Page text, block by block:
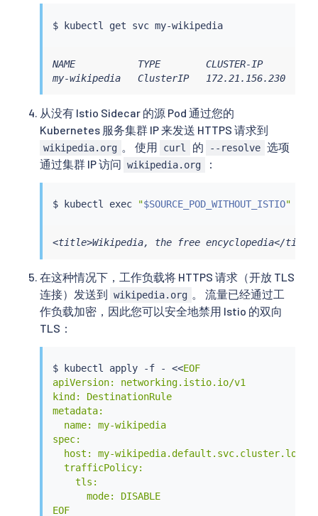
$ kubectl get svc my-wikipedia
NAME           TYPE        CLUSTER-IP
my-wikipedia   ClusterIP   172.21.156.230
从没有 Istio Sidecar 的源 Pod 通过您的
Kubernetes 服务集群 IP 来发送 HTTPS 请求到
wikipedia.org 。 使用 curl 的 --resolve 选项
通过集群 IP 访问 wikipedia.org ：
$ kubectl exec "$SOURCE_POD_WITHOUT_ISTIO"
<title>Wikipedia, the free encyclopedia</
在这种情况下，工作负载将 HTTPS 请求（开放 TLS
连接）发送到 wikipedia.org 。 流量已经通过工
作负载加密，因此您可以安全地禁用 Istio 的双向
TLS：
$ kubectl apply -f - <<EOF
apiVersion: networking.istio.io/v1
kind: DestinationRule
metadata:
  name: my-wikipedia
spec:
  host: my-wikipedia.default.svc.cluster.local
  trafficPolicy:
    tls:
      mode: DISABLE
EOF